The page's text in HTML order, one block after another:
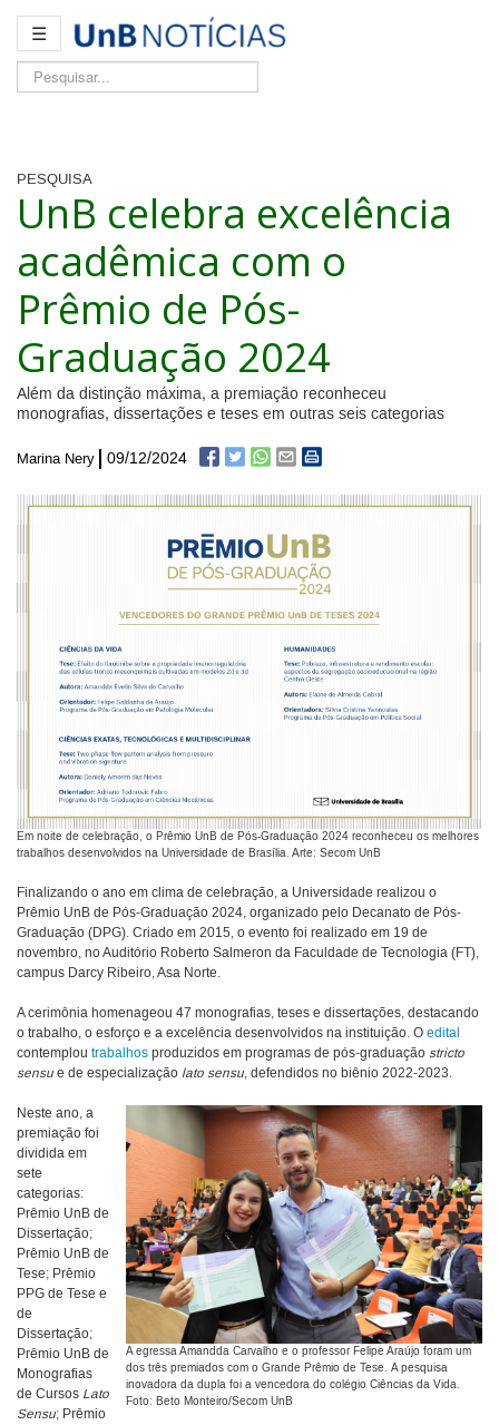
☰
Pesquisar...
PESQUISA
UnB celebra excelência
acadêmica com o
Prêmio de Pós-
Graduação 2024
Além da distinção máxima, a premiação reconheceu
monografias, dissertações e teses em outras seis categorias
Marina Nery 09/12/2024
Em noite de celebração, o Prêmio UnB de Pós-Graduação 2024 reconheceu os melhores
trabalhos desenvolvidos na Universidade de Brasília. Arte: Secom UnB
Finalizando o ano em clima de celebração, a Universidade realizou o
Prêmio UnB de Pós-Graduação 2024, organizado pelo Decanato de Pós-
Graduação (DPG). Criado em 2015, o evento foi realizado em 19 de
novembro, no Auditório Roberto Salmeron da Faculdade de Tecnologia (FT),
campus Darcy Ribeiro, Asa Norte.
A cerimônia homenageou 47 monografias, teses e dissertações, destacando
o trabalho, o esforço e a excelência desenvolvidos na instituição. O edital
contemplou trabalhos produzidos em programas de pós-graduação stricto
sensu e de especialização lato sensu, defendidos no biênio 2022-2023.
A egressa Amandda Carvalho e o professor Felipe Araújo foram um
dos três premiados com o Grande Prêmio de Tese. A pesquisa
inovadora da dupla foi a vencedora do colégio Ciências da Vida.
Foto: Beto Monteiro/Secom UnB
Neste ano, a
premiação foi
dividida em
sete
categorias:
Prêmio UnB de
Dissertação;
Prêmio UnB de
Tese; Prêmio
PPG de Tese e
de
Dissertação;
Prêmio UnB de
Monografias
de Cursos Lato
Sensu; Prêmio